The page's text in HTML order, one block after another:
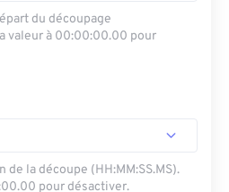
du découpage
valeur à 00:00:00.00 pour
la découpe (HH:MM:SS.MS).
pour désactiver.